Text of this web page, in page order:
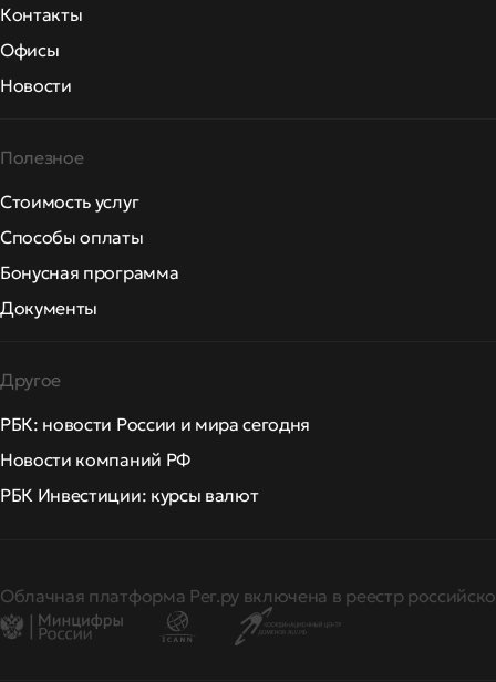
Контакты
Офисы
Новости
Полезное
Стоимость услуг
Способы оплаты
Бонусная программа
Документы
Другое
РБК: новости России и мира сегодня
Новости компаний РФ
РБК Инвестиции: курсы валют
Облачная платформа Рег.ру включена в реестр